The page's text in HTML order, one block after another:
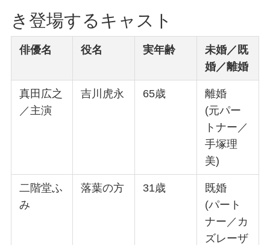
き登場するキャスト
俳優名 役名 実年齢
未婚／既
婚／離婚
真田広之
／主演
吉川虎永 65歳
離婚
(元パー
トナー／
手塚理
美)
二階堂ふ
み
落葉の方 31歳
既婚
(パート
ナー／カ
ズレーザ